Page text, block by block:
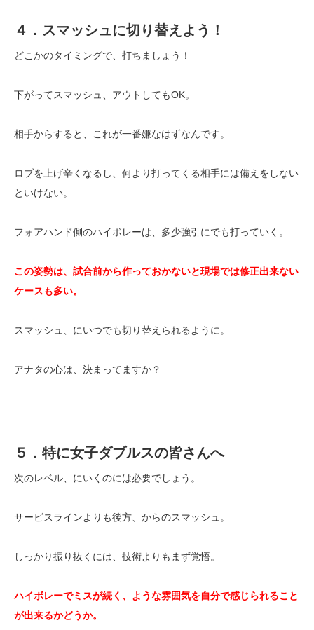
４．スマッシュに切り替えよう！
どこかのタイミングで、打ちましょう！
下がってスマッシュ、アウトしてもOK。
相手からすると、これが一番嫌なはずなんです。
ロブを上げ辛くなるし、何より打ってくる相手には備えをしない
といけない。
フォアハンド側のハイボレーは、多少強引にでも打っていく。
この姿勢は、試合前から作っておかないと現場では修正出来ない
ケースも多い。
スマッシュ、にいつでも切り替えられるように。
アナタの心は、決まってますか？
５．特に女子ダブルスの皆さんへ
次のレベル、にいくのには必要でしょう。
サービスラインよりも後方、からのスマッシュ。
しっかり振り抜くには、技術よりもまず覚悟。
ハイボレーでミスが続く、ような雰囲気を自分で感じられること
が出来るかどうか。